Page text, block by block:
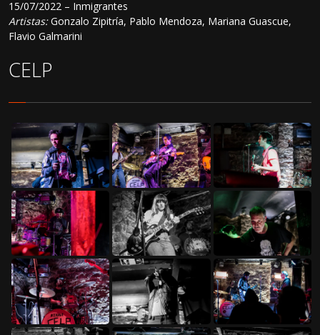
15/07/2022 – Inmigrantes
Artistas:Gonzalo Zipitría, Pablo Mendoza, Mariana Guascue,
Flavio Galmarini
CELP